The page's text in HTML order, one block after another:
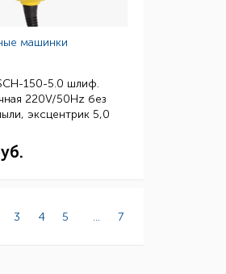
машинки
150-5.0 шлиф.
220V/50Hz без
эксцентрик 5,0
3 4 5 ... 7